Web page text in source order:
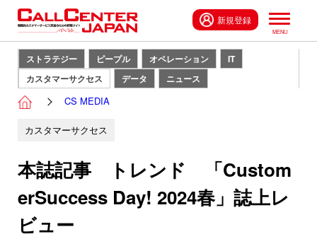
新規登録
ストラテジー ピープル オペレーション
IT
カスタマーサクセス
データ ニュース
CS MEDIA
カスタマーサクセス
本誌記事 トレンド 「Custom
erSuccess Day! 2024春」誌上レ
ビュー